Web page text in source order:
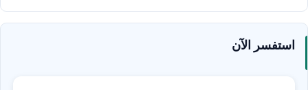
بجميع أدوات الشواء التي ستحتاجها، وجاكوزي، ومنطقة داخلية
هذا الشاليه الساحر.
استفسر الآن